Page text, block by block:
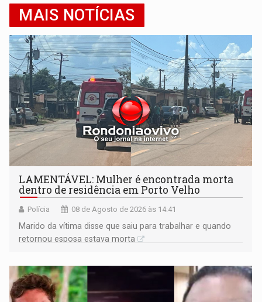
MAIS NOTÍCIAS
LAMENTÁVEL: Mulher é encontrada morta
dentro de residência em Porto Velho
Polícia 08 de Agosto de 2026 às 14:41
Marido da vítima disse que saiu para trabalhar e quando
retornou esposa estava morta